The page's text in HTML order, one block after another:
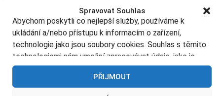
Spravovat Souhlas
Abychom poskytli co nejlepší služby, používáme k
ukládání a/nebo přístupu k informacím o zařízení,
technologie jako jsou soubory cookies. Souhlas s těmito
technologiemi nám umožní zpracovávat údaje, jako je
chování při procházení nebo jedinečná ID na tomto webu.
Nesouhlas nebo odvolání souhlasu může nepříznivě
PŘIJMOUT
o.
434 01
MOST
Extraleague
Atmosphere.
SUTOR Global Will
Show its Dragon
Power Again at
Contact